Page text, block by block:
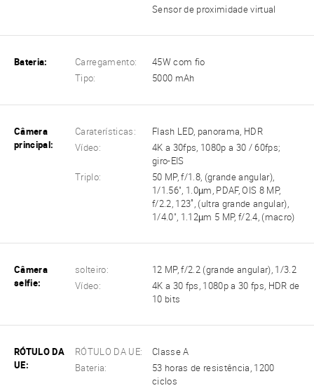
Sensor de proximidade virtual
Bateria: Carregamento:
45W com fio
Tipo:
5000 mAh
Câmera
principal:
Caraterísticas:
Flash LED, panorama, HDR
Vídeo:
4K a 30fps, 1080p a 30 / 60fps;
giro-EIS
Triplo:
50 MP, f/1.8, (grande angular),
1/1.56", 1.0µm, PDAF, OIS 8 MP,
f/2.2, 123˚, (ultra grande angular),
1/4.0", 1.12µm 5 MP, f/2.4, (macro)
Câmera
selfie:
solteiro:
12 MP, f/2.2 (grande angular), 1/3.2
Vídeo:
4K a 30 fps, 1080p a 30 fps, HDR de
10 bits
RÓTULO DA
UE:
RÓTULO DA UE:
Classe A
Bateria:
53 horas de resistência, 1200
ciclos